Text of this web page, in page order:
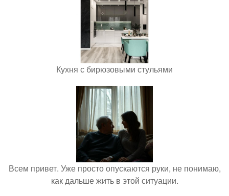
Кухня с бирюзовыми стульями
Всем привет. Уже просто опускаются руки, не понимаю,
как дальше жить в этой ситуации.